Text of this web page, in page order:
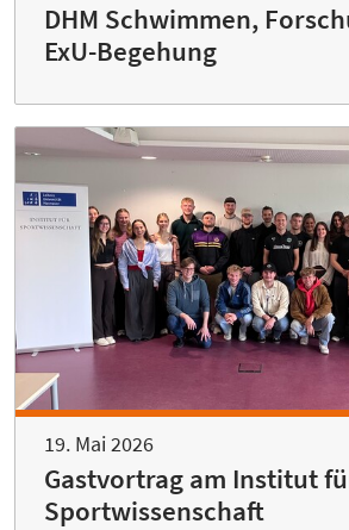
DHM Schwimmen,
ExU-Begehung
19. Mai 2026
Gastvortrag am Institut
Sportwissenschaft